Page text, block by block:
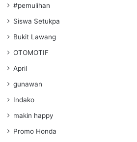
#pemulihan
Siswa Setukpa
Bukit Lawang
OTOMOTIF
April
gunawan
Indako
makin happy
Promo Honda